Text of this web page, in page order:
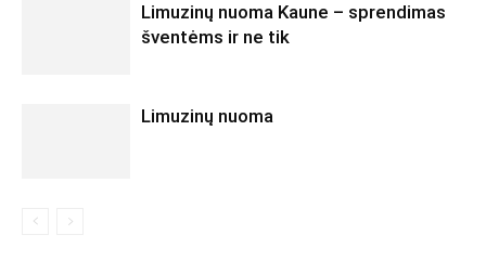
Limuzinų nuoma Kaune – sprendimas
šventėms ir ne tik
Limuzinų nuoma